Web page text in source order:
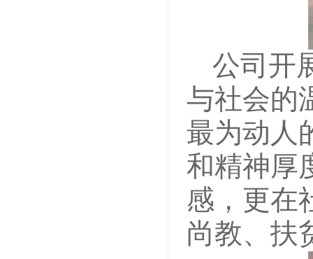
公司开
与社会的
最为动人
和精神厚
感，更在
尚教、扶